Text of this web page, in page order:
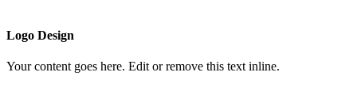
Logo Design
Your content goes here. Edit or remove this text inline.